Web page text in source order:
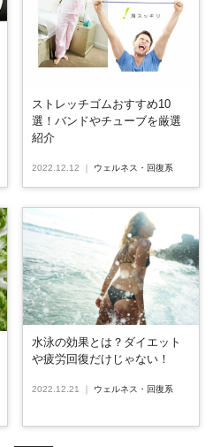
ストレッチゴムおすすめ10
選！バンドやチューブを厳選
紹介
2022.12.12 ウェルネス・回復系
水泳の効果とは？ダイエット
や疲労回復だけじゃない！
2022.12.21 ウェルネス・回復系